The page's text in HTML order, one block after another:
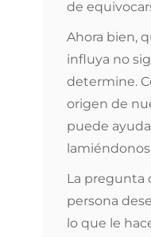
de
Ahora bien,
influya no
determine.
origen de
puede
La pregunta
persona
lo que le